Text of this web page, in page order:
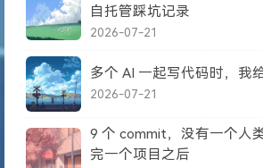
自托管踩坑记录
2026-07-21
多个 AI 一起写代码时，我
2026-07-21
9 个 commit，没有一个人
完一个项目之后